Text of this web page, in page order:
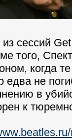
сессий
того,
когда
едва не
в
к